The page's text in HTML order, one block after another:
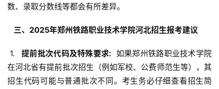
数、录取分数线等都会有所差异。
  三、2025年郑州铁路职业技术学院河北招生报考建议
1.
  提前批次代码及特殊要求:
如果郑州铁路职业技术学院
在河北省有提前批次招生（例如军校、公费师范生等），其
招生代码可能与普通批次不同。考生务必仔细查看招生简